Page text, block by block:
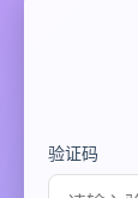
验证码